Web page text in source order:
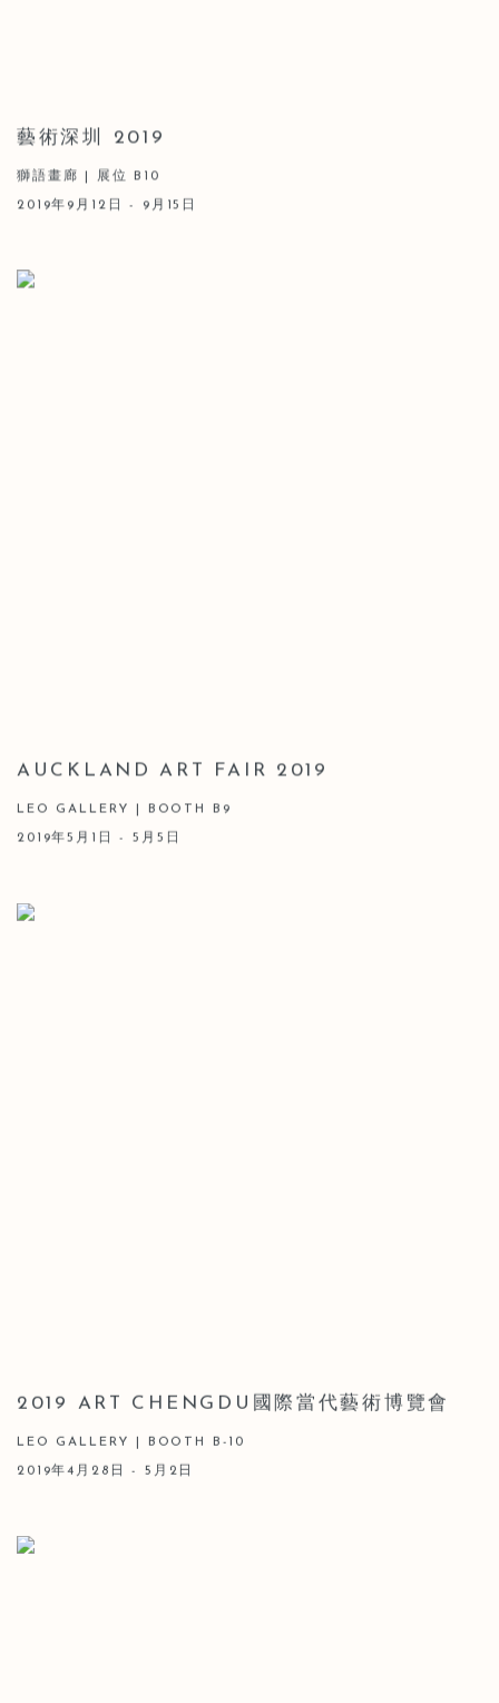
藝術深圳 2019
獅語畫廊 | 展位 B10
2019年9月12日 - 9月15日
AUCKLAND ART FAIR 2019
LEO GALLERY | BOOTH B9
2019年5月1日 - 5月5日
2019 ART CHENGDU國際當代藝術博覽會
LEO GALLERY | BOOTH B-10
2019年4月28日 - 5月2日